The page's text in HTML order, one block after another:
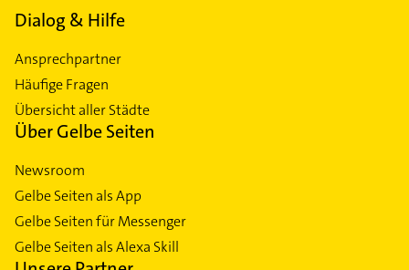
Dialog & Hilfe
Ansprechpartner
Häufige Fragen
Übersicht aller Städte
Über Gelbe Seiten
Newsroom
Gelbe Seiten als App
Gelbe Seiten für Messenger
Gelbe Seiten als Alexa Skill